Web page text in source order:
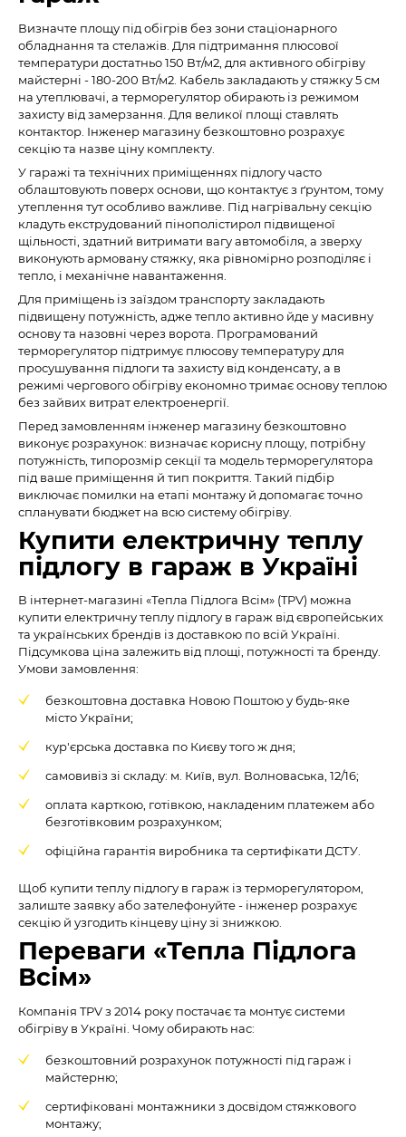
Визначте площу під обігрів без зони стаціонарного
обладнання та стелажів. Для підтримання плюсової
температури достатньо 150 Вт/м2, для активного обігріву
майстерні - 180-200 Вт/м2. Кабель закладають у стяжку 5 см
на утеплювачі, а терморегулятор обирають із режимом
захисту від замерзання. Для великої площі ставлять
контактор. Інженер магазину безкоштовно розрахує
секцію та назве ціну комплекту.
У гаражі та технічних приміщеннях підлогу часто
облаштовують поверх основи, що контактує з ґрунтом, тому
утеплення тут особливо важливе. Під нагрівальну секцію
кладуть екструдований пінополістирол підвищеної
щільності, здатний витримати вагу автомобіля, а зверху
виконують армовану стяжку, яка рівномірно розподіляє і
тепло, і механічне навантаження.
Для приміщень із заїздом транспорту закладають
підвищену потужність, адже тепло активно йде у масивну
основу та назовні через ворота. Програмований
терморегулятор підтримує плюсову температуру для
просушування підлоги та захисту від конденсату, а в
режимі чергового обігріву економно тримає основу теплою
без зайвих витрат електроенергії.
Перед замовленням інженер магазину безкоштовно
виконує розрахунок: визначає корисну площу, потрібну
потужність, типорозмір секції та модель терморегулятора
під ваше приміщення й тип покриття. Такий підбір
виключає помилки на етапі монтажу й допомагає точно
спланувати бюджет на всю систему обігріву.
Купити електричну теплу
підлогу в гараж в Україні
В інтернет-магазині «Тепла Підлога Всім» (TPV) можна
купити електричну теплу підлогу в гараж від європейських
та українських брендів із доставкою по всій Україні.
Підсумкова ціна залежить від площі, потужності та бренду.
Умови замовлення:
безкоштовна доставка Новою Поштою у будь-яке
місто України;
кур'єрська доставка по Києву того ж дня;
самовивіз зі складу: м. Київ, вул. Волноваська, 12/16;
оплата карткою, готівкою, накладеним платежем або
безготівковим розрахунком;
офіційна гарантія виробника та сертифікати ДСТУ.
Щоб купити теплу підлогу в гараж із терморегулятором,
залиште заявку або зателефонуйте - інженер розрахує
секцію й узгодить кінцеву ціну зі знижкою.
Переваги «Тепла Підлога
Всім»
Компанія TPV з 2014 року постачає та монтує системи
обігріву в Україні. Чому обирають нас:
безкоштовний розрахунок потужності під гараж і
майстерню;
сертифіковані монтажники з досвідом стяжкового
монтажу;